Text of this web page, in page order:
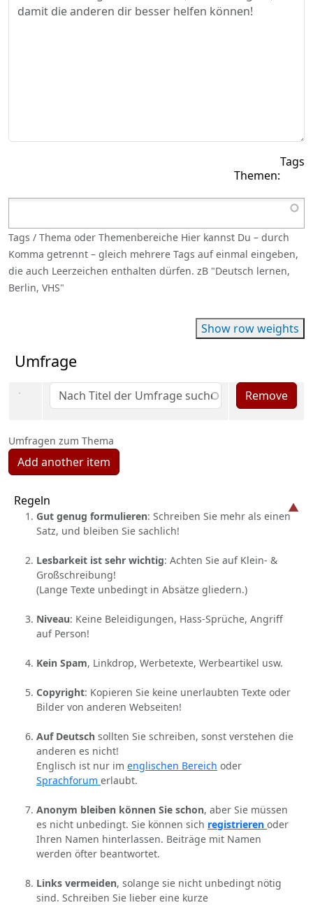
Tags
Tags / Thema oder Themenbereiche Hier kannst Du – durch
Komma getrennt – gleich mehrere Tags auf einmal eingeben,
die auch Leerzeichen enthalten dürfen. zB "Deutsch lernen,
Berlin, VHS"
Show row weights
Umfrage
Umfrage (value 1) Remove
Umfragen zum Thema
Add another item
Vertical Tabs
Regeln
Gut genug formulieren: Schreiben Sie mehr als einen
Satz, und bleiben Sie sachlich!
Lesbarkeit ist sehr wichtig: Achten Sie auf Klein- &
Großschreibung!
(Lange Texte unbedingt in Absätze gliedern.)
Niveau: Keine Beleidigungen, Hass-Sprüche, Angriff
auf Person!
Kein Spam, Linkdrop, Werbetexte, Werbeartikel usw.
Copyright: Kopieren Sie keine unerlaubten Texte oder
Bilder von anderen Webseiten!
Auf Deutsch sollten Sie schreiben, sonst verstehen die
anderen es nicht!
Englisch ist nur im englischen Bereich oder
Sprachforum erlaubt.
Anonym bleiben können Sie schon, aber Sie müssen
es nicht unbedingt. Sie können sich registrieren oder
Ihren Namen hinterlassen. Beiträge mit Namen
werden öfter beantwortet.
Links vermeiden, solange sie nicht unbedingt nötig
sind. Schreiben Sie lieber eine kurze